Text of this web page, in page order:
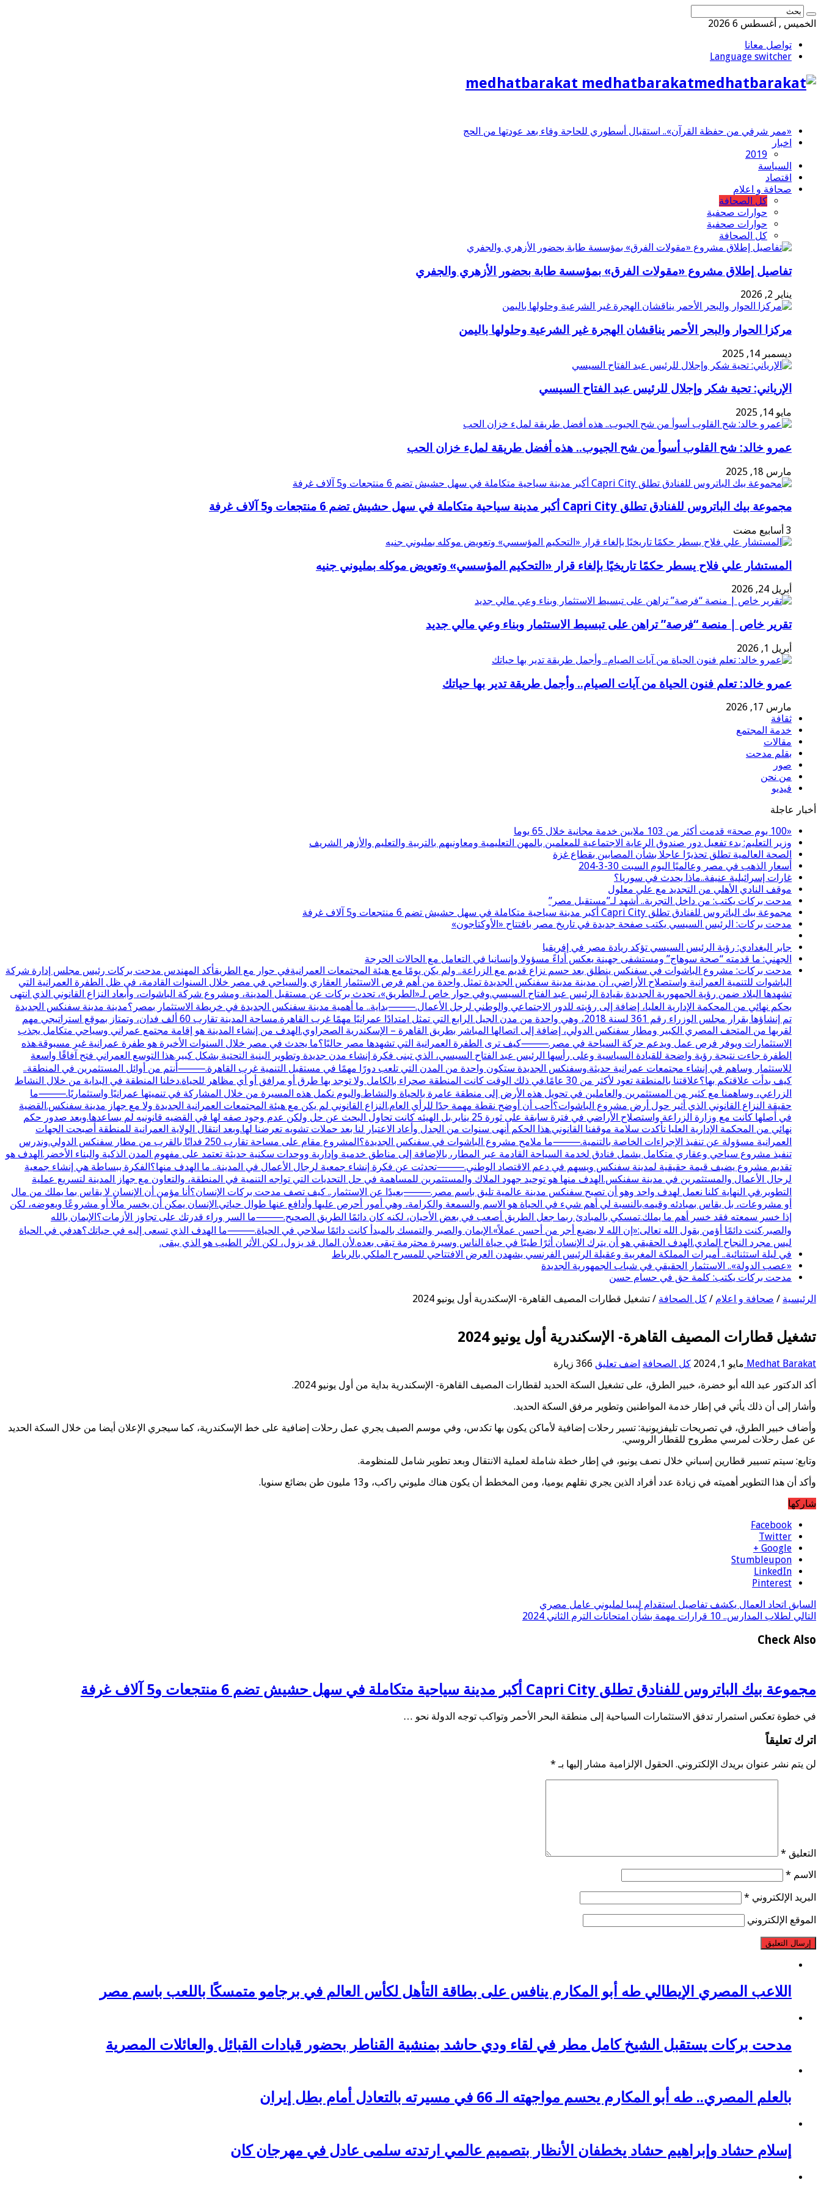
الخميس , أغسطس 6 2026
تواصل معانا
Language switcher
medhatbarakat medhatbarakat
«ممر شرفي من حفظة القرآن».. استقبال أسطوري للحاجة وفاء بعد عودتها من الحج
اخبار
2019
السياسة
اقتصاد
صحافة و اعلام
كل الصحافة
حوارات صحفية
حوارات صحفية
كل الصحافة
تفاصيل إطلاق مشروع «مقولات الفرق» بمؤسسة طابة بحضور الأزهري والجفري
يناير 2, 2026
مركزا الحوار والبحر الأحمر يناقشان الهجرة غير الشرعية وحلولها باليمن
ديسمبر 14, 2025
الإرياني: تحية شكر وإجلال للرئيس عبد الفتاح السيسي
مايو 14, 2025
عمرو خالد: شح القلوب أسوأ من شح الجيوب.. هذه أفضل طريقة لملء خزان الحب
مارس 18, 2025
مجموعة بيك الباتروس للفنادق تطلق Capri City أكبر مدينة سياحية متكاملة في سهل حشيش تضم 6 منتجعات و5 آلاف غرفة
المستشار علي فلاح يسطر حكمًا تاريخيًا بإلغاء قرار «التحكيم المؤسسي» وتعويض موكله بمليوني جنيه
أبريل 24, 2026
تقرير خاص | منصة “فرصة” تراهن على تبسيط الاستثمار وبناء وعي مالي جديد
أبريل 1, 2026
عمرو خالد: تعلم فنون الحياة من آيات الصيام.. وأجمل طريقة تدير بها حياتك
مارس 17, 2026
ثقافة
خدمة المجتمع
مقالات
بقلم مدحت
صور
من نحن
فيديو
أخبار عاجلة
«100 يوم صحة» قدمت أكثر من 103 ملايين خدمة مجانية خلال 65 يوما
وزير التعليم: بدء تفعيل دور صندوق الرعاية الاجتماعية للمعلمين بالمهن التعليمية ومعاونيهم بالتربية والتعليم والأزهر الشريف
الصحة العالمية تطلق تحذيرًا عاجلا بشأن المصابين بقطاع غزة
أسعار الذهب في مصر وعالميًا اليوم السبت 30-3-204
غارات إسرائيلية عنيفة..ماذا يحدث في سوريا؟
موقف النادي الأهلي من التجديد مع علي معلول
مدحت بركات يكتب: من داخل التجربة.. أشهد لـ”مستقبل مصر”
مجموعة بيك الباتروس للفنادق تطلق Capri City أكبر مدينة سياحية متكاملة في سهل حشيش تضم 6 منتجعات و5 آلاف غرفة
مدحت بركات: الرئيس السيسي يكتب صفحة جديدة في تاريخ مصر بافتتاح «الأوكتاجون»
جابر البغدادي: رؤية الرئيس السيسي تؤكد ريادة مصر في إفريقيا
الجهني: ما قدمته “صحة سوهاج” ومستشفى جهينة يعكس أداءً مسؤولا وإنسانيا في التعامل مع الحالات الحرجة
مدحت بركات: مشروع الباشوات في سفنكس ينطلق بعد حسم نزاع قديم مع الزراعة.. ولم يكن يومًا مع هيئة المجتمعات العمرانيةفي حوار مع الطريقأكد المهندس مدحت بركات رئيس مجلس إدارة شركة
الباشوات للتنمية العمرانية واستصلاح الأراضي، أن مدينة مدينة سفنكس الجديدة تمثل واحدة من أهم فرص الاستثمار العقاري والسياحي في مصر خلال السنوات القادمة، في ظل الطفرة العمرانية التي
تشهدها البلاد ضمن رؤية الجمهورية الجديدة بقيادة الرئيس عبد الفتاح السيسي.وفي حوار خاص لـ«الطريق»، تحدث بركات عن مستقبل المدينة، ومشروع شركة الباشوات، وأبعاد النزاع القانوني الذي انتهى
بحكم نهائي من المحكمة الإدارية العليا، إضافة إلى رؤيته للدور الاجتماعي والوطني لرجل الأعمال.⸻بداية.. ما أهمية مدينة سفنكس الجديدة في خريطة الاستثمار بمصر؟مدينة مدينة سفنكس الجديدة
تم إنشاؤها بقرار مجلس الوزراء رقم 361 لسنة 2018، وهي واحدة من مدن الجيل الرابع التي تمثل امتدادًا عمرانيًا مهمًا غرب القاهرة.مساحة المدينة تقارب 60 ألف فدان، وتمتاز بموقع استراتيجي مهم
لقربها من المتحف المصري الكبير ومطار سفنكس الدولي، إضافة إلى اتصالها المباشر بطريق القاهرة – الإسكندرية الصحراوي.الهدف من إنشاء المدينة هو إقامة مجتمع عمراني وسياحي متكامل يجذب
الاستثمارات ويوفر فرص عمل ويدعم حركة السياحة في مصر.⸻كيف ترى الطفرة العمرانية التي تشهدها مصر حاليًا؟ما يحدث في مصر خلال السنوات الأخيرة هو طفرة عمرانية غير مسبوقة.هذه
الطفرة جاءت نتيجة رؤية واضحة للقيادة السياسية وعلى رأسها الرئيس عبد الفتاح السيسي، الذي تبنى فكرة إنشاء مدن جديدة وتطوير البنية التحتية بشكل كبير.هذا التوسع العمراني فتح آفاقًا واسعة
للاستثمار وساهم في إنشاء مجتمعات عمرانية حديثة.وسفنكس الجديدة ستكون واحدة من المدن التي تلعب دورًا مهمًا في مستقبل التنمية غرب القاهرة.⸻أنتم من أوائل المستثمرين في المنطقة..
كيف بدأت علاقتكم بها؟علاقتنا بالمنطقة تعود لأكثر من 30 عامًا.في ذلك الوقت كانت المنطقة صحراء بالكامل ولا توجد بها طرق أو مرافق أو أي مظاهر للحياة.دخلنا المنطقة في البداية من خلال النشاط
الزراعي، وساهمنا مع كثير من المستثمرين والعاملين في تحويل هذه الأرض إلى منطقة عامرة بالحياة والنشاط.واليوم نكمل هذه المسيرة من خلال المشاركة في تنميتها عمرانيًا واستثماريًا.⸻ما
حقيقة النزاع القانوني الذي أثير حول أرض مشروع الباشوات؟أحب أن أوضح نقطة مهمة جدًا للرأي العام.النزاع القانوني لم يكن مع هيئة المجتمعات العمرانية الجديدة ولا مع جهاز مدينة سفنكس.القضية
في أصلها كانت مع وزارة الزراعة واستصلاح الأراضي في فترة سابقة على ثورة 25 يناير.بل الهيئه كانت تحاول البحث عن حل ولكن عدم وجود صفه لها في القضيه قانونيه لم يساعدها.وبعد صدور حكم
نهائي من المحكمة الإدارية العليا تأكدت سلامة موقفنا القانوني.هذا الحكم أنهى سنوات من الجدل وأعاد الاعتبار لنا بعد حملات تشويه تعرضنا لها.وبعد انتقال الولاية العمرانية للمنطقة أصبحت الجهات
العمرانية مسؤولة عن تنفيذ الإجراءات الخاصة بالتنمية.⸻ما ملامح مشروع الباشوات في سفنكس الجديدة؟المشروع مقام على مساحة تقارب 250 فدانًا بالقرب من مطار سفنكس الدولي.وندرس
تنفيذ مشروع سياحي وعقاري متكامل يشمل فنادق لخدمة السياحة القادمة عبر المطار، بالإضافة إلى مناطق خدمية وإدارية ووحدات سكنية حديثة تعتمد على مفهوم المدن الذكية والبناء الأخضر.الهدف هو
تقديم مشروع يضيف قيمة حقيقية لمدينة سفنكس ويسهم في دعم الاقتصاد الوطني.⸻تحدثت عن فكرة إنشاء جمعية لرجال الأعمال في المدينة.. ما الهدف منها؟الفكرة ببساطة هي إنشاء جمعية
لرجال الأعمال والمستثمرين في مدينة سفنكس.الهدف منها هو توحيد جهود الملاك والمستثمرين للمساهمة في حل التحديات التي تواجه التنمية في المنطقة، والتعاون مع جهاز المدينة لتسريع عملية
التطوير.في النهاية كلنا نعمل لهدف واحد وهو أن تصبح سفنكس مدينة عالمية تليق باسم مصر.⸻بعيدًا عن الاستثمار.. كيف تصف مدحت بركات الإنسان؟أنا مؤمن أن الإنسان لا يقاس بما يملك من مال
أو مشروعات، بل يقاس بمبادئه وقيمه.بالنسبة لي أهم شيء في الحياة هو الاسم والسمعة والكرامة، وهي أمور أحرص عليها وأدافع عنها طوال حياتي.الإنسان يمكن أن يخسر مالًا أو مشروعًا ويعوضه، لكن
إذا خسر سمعته فقد خسر أهم ما يملك.تمسكي بالمبادئ ربما جعل الطريق أصعب في بعض الأحيان، لكنه كان دائمًا الطريق الصحيح.⸻ما السر وراء قدرتك على تجاوز الأزمات؟الإيمان بالله
والصبر.كنت دائمًا أؤمن بقول الله تعالى:«إن الله لا يضيع أجر من أحسن عملاً».الإيمان والصبر والتمسك بالمبدأ كانت دائمًا سلاحي في الحياة.⸻ما الهدف الذي تسعى إليه في حياتك؟هدفي في الحياة
ليس مجرد النجاح المادي.الهدف الحقيقي هو أن يترك الإنسان أثرًا طيبًا في حياة الناس وسيرة محترمة تبقى بعده.لأن المال قد يزول، لكن الأثر الطيب هو الذي يبقى.
في ليلة استثنائية.. أميرات المملكة المغربية وعقيلة الرئيس الفرنسي يشهدن العرض الافتتاحي للمسرح الملكي بالرباط
«عصب الدولة».. الاستثمار الحقيقي في شباب الجمهورية الجديدة
مدحت بركات يكتب: كلمة حق في حسام حسن
الرئيسية / صحافة و اعلام / كل الصحافة / تشغيل قطارات المصيف القاهرة- الإسكندرية أول يونيو 2024
تشغيل قطارات المصيف القاهرة- الإسكندرية أول يونيو 2024
Medhat Barakat مايو 1, 2024 كل الصحافة اضف تعليق 366 زيارة
أكد الدكتور عبد الله أبو خضرة، خبير الطرق، على تشغيل السكة الحديد لقطارات المصيف القاهرة- الإسكندرية بداية من أول يونيو 2024.
وأشار إلى أن ذلك يأتي في إطار خدمة المواطنين وتطوير مرفق السكة الحديد.
وأضاف خبير الطرق، في تصريحات تليفزيونية: تسير رحلات إضافية لأماكن يكون بها تكدس، وفي موسم الصيف يجري عمل رحلات إضافية على خط الإسكندرية، كما سيجري الإعلان أيضا من خلال السكة الحديد
عن عمل رحلات لمرسي مطروح للقطار الروسي.
وتابع: سيتم تسيير قطارين إسباني خلال نصف يونيو، في إطار خطة شاملة لعملية الانتقال وبعد تطوير شامل للمنظومة.
وأكد أن هذا التطوير أهميته في زيادة عدد أفراد الذين يجري نقلهم يوميا، ومن المخطط أن يكون هناك مليوني راكب، و13 مليون طن بضائع سنويا.
شاركها
Facebook
Twitter
Google +
Stumbleupon
LinkedIn
Pinterest
السابق اتحاد العمال يكشف تفاصيل استقدام ليبيا لمليوني عامل مصري
التالي لطلاب المدارس.. 10 قرارات مهمة بشأن امتحانات الترم الثاني 2024
Check Also
مجموعة بيك الباتروس للفنادق تطلق Capri City أكبر مدينة سياحية متكاملة في سهل حشيش تضم 6 منتجعات و5 آلاف غرفة
في خطوة تعكس استمرار تدفق الاستثمارات السياحية إلى منطقة البحر الأحمر وتواكب توجه الدولة نحو …
اترك تعليقاً
لن يتم نشر عنوان بريدك الإلكتروني. الحقول الإلزامية مشار إليها بـ *
التعليق *
الاسم *
البريد الإلكتروني *
الموقع الإلكتروني
اللاعب المصري الإيطالي طه أبو المكارم ينافس على بطاقة التأهل لكأس العالم في برجامو متمسكًا باللعب باسم مصر
مدحت بركات يستقبل الشيخ كامل مطر في لقاء ودي حاشد بمنشية القناطر بحضور قيادات القبائل والعائلات المصرية
بالعلم المصري.. طه أبو المكارم يحسم مواجهته الـ 66 في مسيرته بالتعادل أمام بطل إيران
إسلام حشاد وإبراهيم حشاد يخطفان الأنظار بتصميم عالمي ارتدته سلمى عادل في مهرجان كان